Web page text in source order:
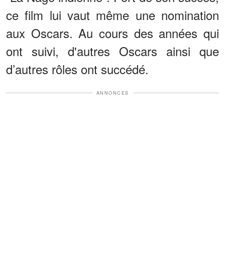
ce film lui vaut même une nomination
aux Oscars. Au cours des années qui
ont suivi, d'autres Oscars ainsi que
d’autres rôles ont succédé.
ANNONCES